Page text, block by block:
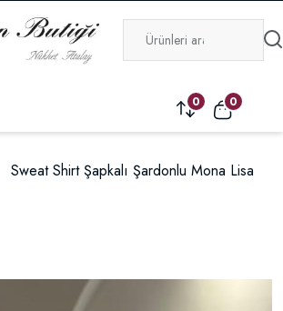
0 0
Sweat Shirt Şapkalı Şardonlu Mona Lisa